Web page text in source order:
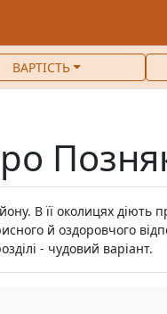
ВАРТІСТЬ
В її околицях діють
й оздоровчого
- чудовий варіант.